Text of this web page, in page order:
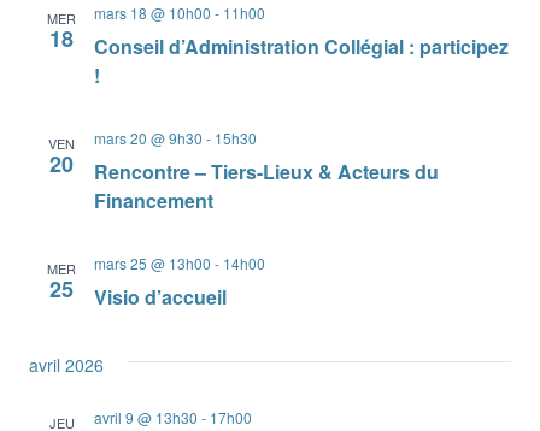
MER
18
Conseil d’Administration Collégial : participez
!
mars 18 @ 10h00 - 11h00
VEN
20
Rencontre – Tiers-Lieux & Acteurs du
Financement
mars 20 @ 9h30 - 15h30
MER
25 Visio d’accueil
mars 25 @ 13h00 - 14h00
avril 2026
JEU avril 9 @ 13h30 - 17h00